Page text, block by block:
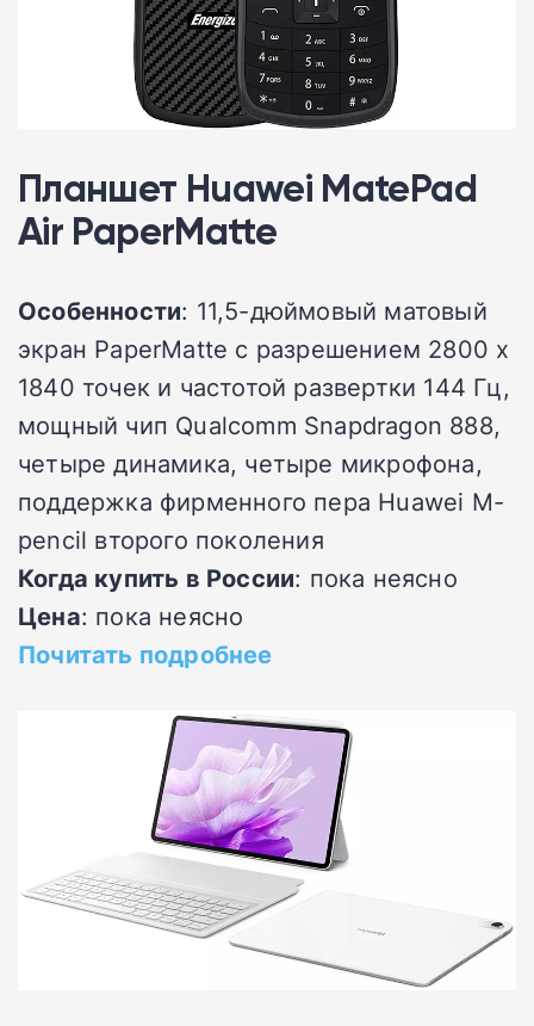
Планшет Huawei MatePad
Air PaperMatte
Особенности: 11,5-дюймовый матовый
экран PaperMatte с разрешением 2800 х
1840 точек и частотой развертки 144 Гц,
мощный чип Qualcomm Snapdragon 888,
четыре динамика, четыре микрофона,
поддержка фирменного пера Huawei M-
pencil второго поколения
Когда купить в России: пока неясно
Цена: пока неясно
Почитать подробнее